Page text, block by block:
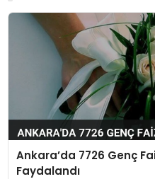
Ankara’da 7726 Genç
Faydalandı